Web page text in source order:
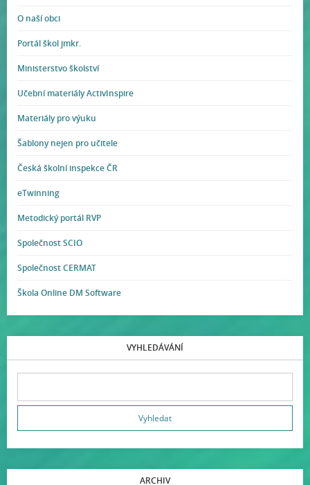
O naší obci
Portál škol jmkr.
Ministerstvo školství
Učební materiály ActivInspire
Materiály pro výuku
Šablony nejen pro učitele
Česká školní inspekce ČR
eTwinning
Metodický portál RVP
Společnost SCIO
Společnost CERMAT
Škola Online DM Software
VYHLEDÁVÁNÍ
ARCHIV